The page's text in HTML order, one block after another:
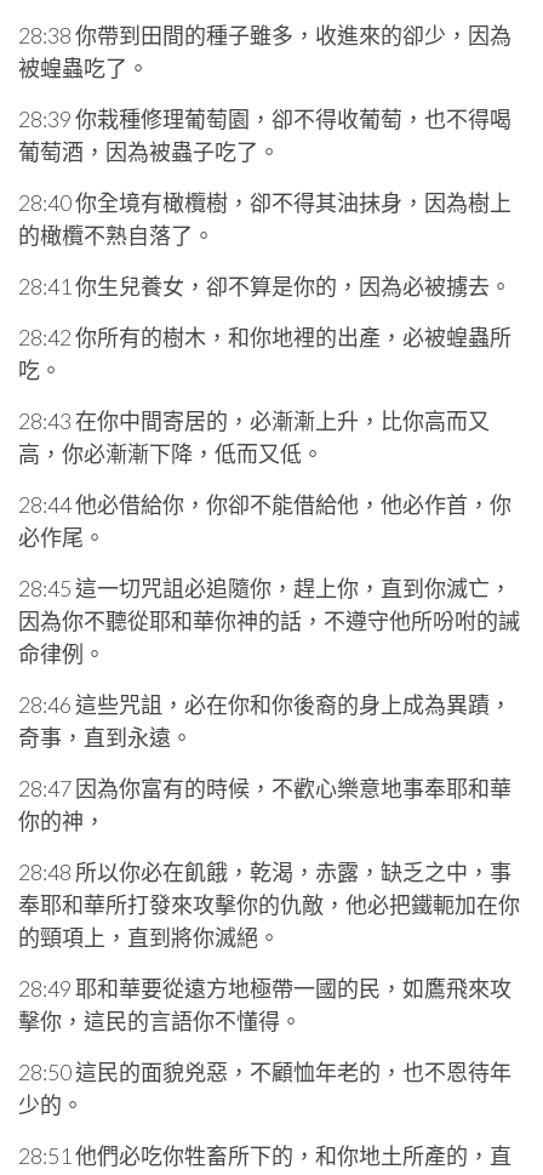
28:38 你帶到田間的種子雖多，收進來的卻少，因為
被蝗蟲吃了。
28:39 你栽種修理葡萄園，卻不得收葡萄，也不得喝
葡萄酒，因為被蟲子吃了。
28:40 你全境有橄欖樹，卻不得其油抹身，因為樹上
的橄欖不熟自落了。
28:41 你生兒養女，卻不算是你的，因為必被擄去。
28:42 你所有的樹木，和你地裡的出產，必被蝗蟲所
吃。
28:43 在你中間寄居的，必漸漸上升，比你高而又
高，你必漸漸下降，低而又低。
28:44 他必借給你，你卻不能借給他，他必作首，你
必作尾。
28:45 這一切咒詛必追隨你，趕上你，直到你滅亡，
因為你不聽從耶和華你神的話，不遵守他所吩咐的誡
命律例。
28:46 這些咒詛，必在你和你後裔的身上成為異蹟，
奇事，直到永遠。
28:47 因為你富有的時候，不歡心樂意地事奉耶和華
你的神，
28:48 所以你必在飢餓，乾渴，赤露，缺乏之中，事
奉耶和華所打發來攻擊你的仇敵，他必把鐵軛加在你
的頸項上，直到將你滅絕。
28:49 耶和華要從遠方地極帶一國的民，如鷹飛來攻
擊你，這民的言語你不懂得。
28:50 這民的面貌兇惡，不顧恤年老的，也不恩待年
少的。
28:51 他們必吃你牲畜所下的，和你地土所產的，直